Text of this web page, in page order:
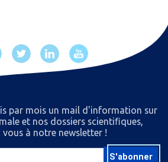
par mois un mail d'information sur
et nos dossiers scientiﬁques,
vous à notre newsletter !
S'abonner